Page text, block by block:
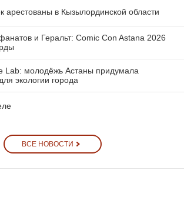
арестованы в Кызылординской области
и Геральт: Comic Con Astana 2026
Lab: молодёжь Астаны придумала
экологии города
ВСЕ НОВОСТИ